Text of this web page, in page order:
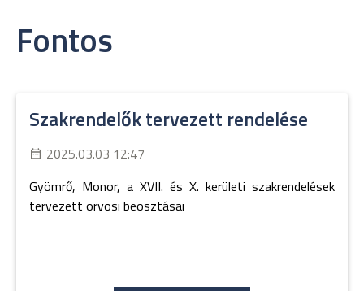
Fontos
Szakrendelők tervezett rendelése
2025.03.03 12:47
Gyömrő, Monor, a XVII. és X. kerületi szakrendelések
tervezett orvosi beosztásai